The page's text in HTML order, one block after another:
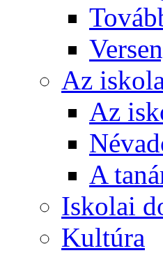
Az
Az
A
Iskolai
Kultúra